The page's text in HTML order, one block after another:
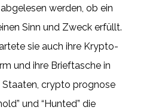
werden, ob ein
Sinn und Zweck erfüllt.
sie auch ihre Krypto-
und ihre Brieftasche in
Staaten, crypto prognose
und “Hunted” die